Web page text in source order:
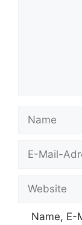
Name
Website
Name, E-